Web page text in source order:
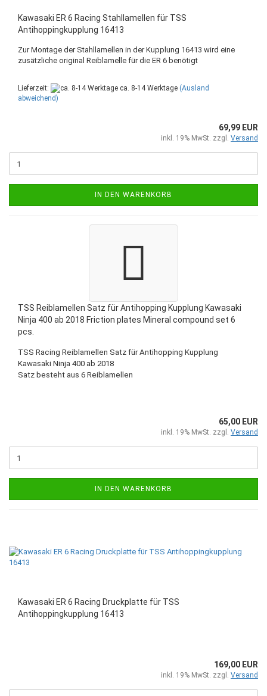
Kawasaki ER 6 Racing Stahllamellen für TSS
Antihoppingkupplung 16413
Zur Montage der Stahllamellen in der Kupplung 16413 wird eine
zusätzliche original Reiblamelle für die ER 6 benötigt
Lieferzeit: ca. 8-14 Werktage (Ausland
abweichend)
69,99 EUR
inkl. 19% MwSt. zzgl. Versand
IN DEN WARENKORB
TSS Reiblamellen Satz für Antihopping Kupplung Kawasaki
Ninja 400 ab 2018 Friction plates Mineral compound set 6
pcs.
TSS Racing Reiblamellen Satz für Antihopping Kupplung
Kawasaki Ninja 400 ab 2018
Satz besteht aus 6 Reiblamellen
65,00 EUR
inkl. 19% MwSt. zzgl. Versand
IN DEN WARENKORB
Kawasaki ER 6 Racing Druckplatte für TSS
Antihoppingkupplung 16413
169,00 EUR
inkl. 19% MwSt. zzgl. Versand